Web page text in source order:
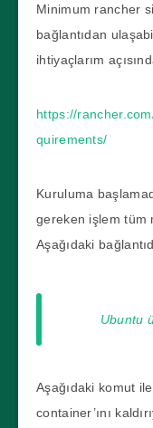
Minimum rancher
bağlantıdan
ihtiyaçlarım
https://
quirements/
Kuruluma
gereken işlem tüm
Aşağıdaki
Ubuntu
Aşağıdaki komut
container’ını